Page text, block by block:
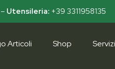
– Utensileria: +39 3311958135
Articoli Shop Servizi